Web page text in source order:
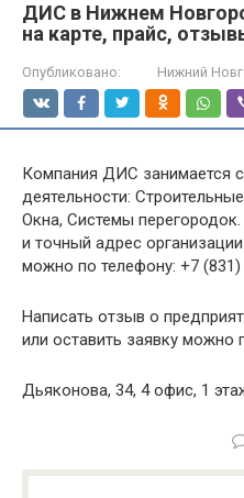
ДИС в Нижнем
на карте, прайс,
Опубликовано: Нижний
Компания ДИС занимается
деятельности:
Окна, Системы
и точный адрес
можно по телефону: +7 (831)
Написать отзыв о
или оставить заявку можно
Дьяконова, 34, 4 офис, 1